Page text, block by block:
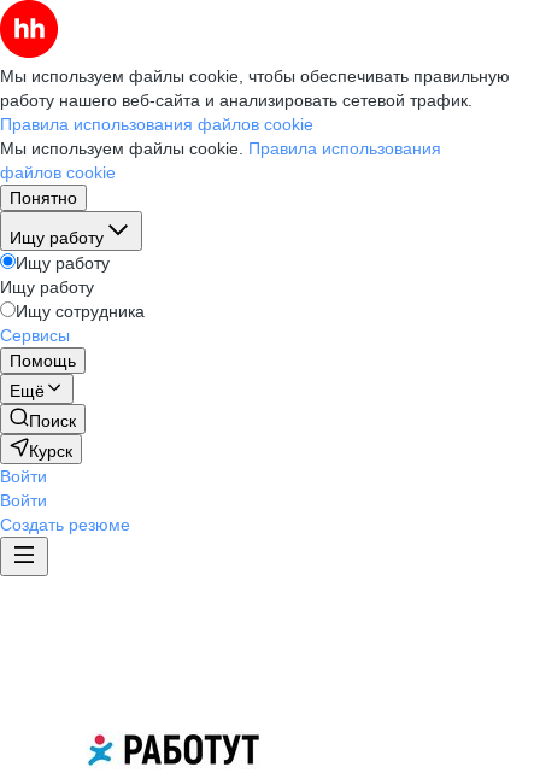
Мы используем файлы cookie, чтобы обеспечивать правильную
работу нашего веб-сайта и анализировать сетевой трафик.
Правила использования файлов cookie
Мы используем файлы cookie. Правила использования
файлов cookie
Понятно
Ищу работу
Ищу работу
Ищу работу
Ищу сотрудника
Сервисы
Помощь
Ещё
Поиск
Курск
Войти
Войти
Создать резюме